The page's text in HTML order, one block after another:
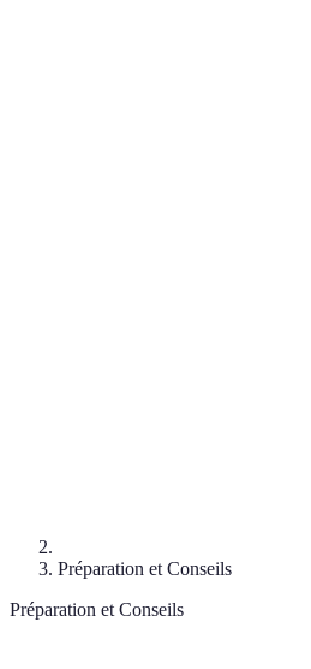
Préparation et Conseils
Préparation et Conseils